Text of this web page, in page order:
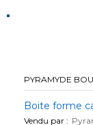
PYRAMYDE
Boite forme
Vendu par :